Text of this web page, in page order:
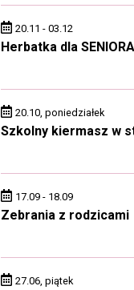
20.11 - 03.12
Herbatka dla SENIORA
20.10, poniedziałek
Szkolny kiermasz w
17.09 - 18.09
Zebrania z rodzicami
27.06, piątek